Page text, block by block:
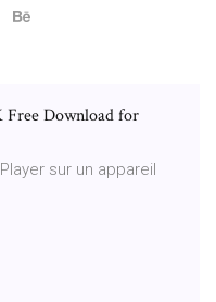
Free Download for
sur un appareil